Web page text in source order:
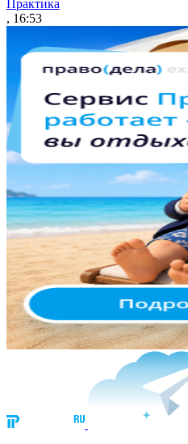
Практика
, 16:53